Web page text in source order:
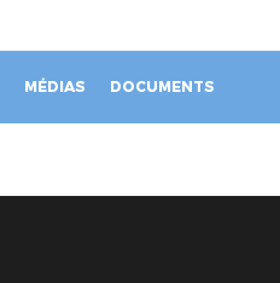
MÉDIAS DOCUMENTS